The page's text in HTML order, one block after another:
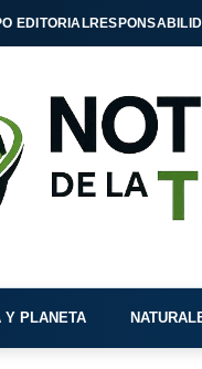
EDITORIAL
Y PLANETA